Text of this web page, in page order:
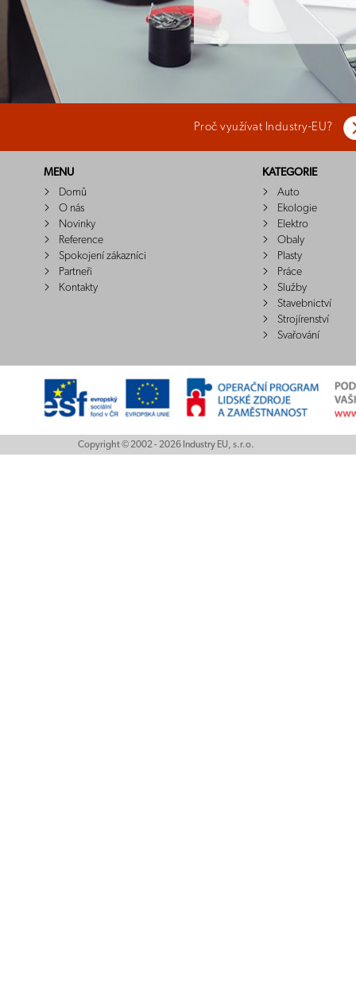
Proč využívat Industry-EU?
MENU
Domů
O nás
Novinky
Reference
Spokojení zákazníci
Partneři
Kontakty
KATEGORIE
Auto
Ekologie
Elektro
Obaly
Plasty
Práce
Služby
Stavebnictví
Strojírenství
Svařování
Copyright © 2002 - 2026 Industry EU, s.r.o.